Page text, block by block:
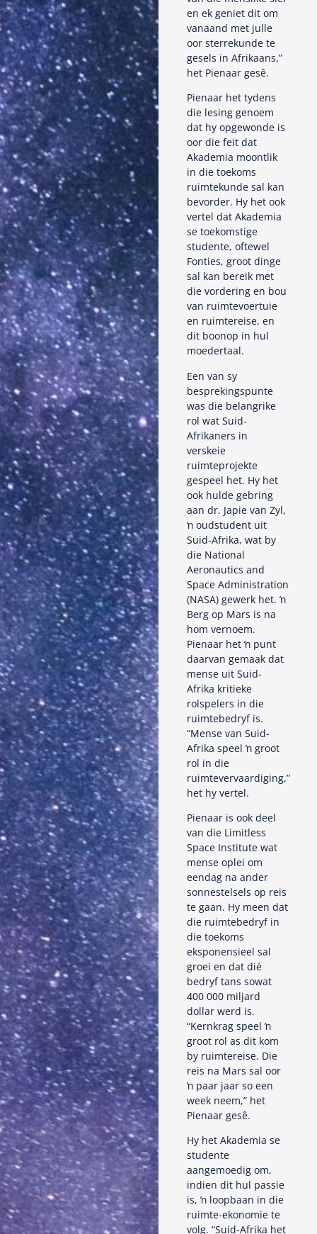
en ek geniet dit om
vanaand met julle
oor sterrekunde te
gesels in Afrikaans,”
het Pienaar gesê.
Pienaar het tydens
die lesing genoem
dat hy opgewonde is
oor die feit dat
Akademia moontlik
in die toekoms
ruimtekunde sal kan
bevorder. Hy het ook
vertel dat Akademia
se toekomstige
studente, oftewel
Fonties, groot dinge
sal kan bereik met
die vordering en bou
van ruimtevoertuie
en ruimtereise, en
dit boonop in hul
moedertaal.
Een van sy
besprekingspunte
was die belangrike
rol wat Suid-
Afrikaners in
verskeie
ruimteprojekte
gespeel het. Hy het
ook hulde gebring
aan dr. Japie van Zyl,
ŉ oudstudent uit
Suid-Afrika, wat by
die National
Aeronautics and
Space Administration
(NASA) gewerk het. ŉ
Berg op Mars is na
hom vernoem.
Pienaar het ŉ punt
daarvan gemaak dat
mense uit Suid-
Afrika kritieke
rolspelers in die
ruimtebedryf is.
“Mense van Suid-
Afrika speel ŉ groot
rol in die
ruimtevervaardiging,”
het hy vertel.
Pienaar is ook deel
van die Limitless
Space Institute wat
mense oplei om
eendag na ander
sonnestelsels op reis
te gaan. Hy meen dat
die ruimtebedryf in
die toekoms
eksponensieel sal
groei en dat dié
bedryf tans sowat
400 000 miljard
dollar werd is.
“Kernkrag speel ŉ
groot rol as dit kom
by ruimtereise. Die
reis na Mars sal oor
ŉ paar jaar so een
week neem,” het
Pienaar gesê.
Hy het Akademia se
studente
aangemoedig om,
indien dit hul passie
is, ŉ loopbaan in die
ruimte-ekonomie te
volg. “Suid-Afrika het